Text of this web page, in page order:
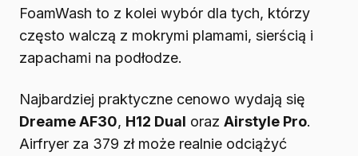
FoamWash to z kolei wybór dla tych, którzy
często walczą z mokrymi plamami, sierścią i
zapachami na podłodze.
Najbardziej praktyczne cenowo wydają się
Dreame AF30, H12 Dual oraz Airstyle Pro.
Airfryer za 379 zł może realnie odciążyć